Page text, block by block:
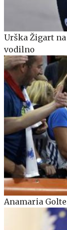
Urška Žigart
vodilno
Anamaria